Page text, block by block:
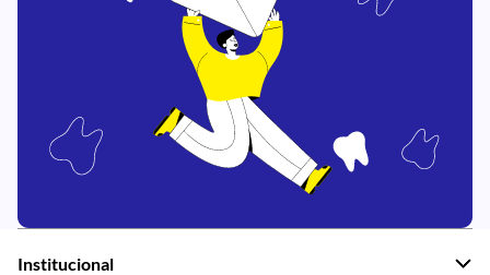
Institucional